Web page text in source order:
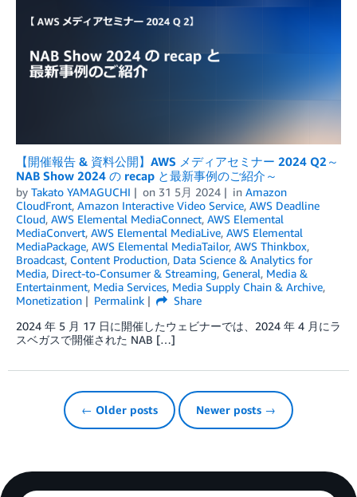
【開催報告 & 資料公開】AWS メディアセミナー 2024 Q2～
NAB Show 2024 の recap と最新事例のご紹介～
by Takato YAMAGUCHI on 31 5月 2024 in Amazon
CloudFront, Amazon Interactive Video Service, AWS Deadline
Cloud, AWS Elemental MediaConnect, AWS Elemental
MediaConvert, AWS Elemental MediaLive, AWS Elemental
MediaPackage, AWS Elemental MediaTailor, AWS Thinkbox,
Broadcast, Content Production, Data Science & Analytics for
Media, Direct-to-Consumer & Streaming, General, Media &
Entertainment, Media Services, Media Supply Chain & Archive,
Monetization
Permalink
Share
2024 年 5 月 17 日に開催したウェビナーでは、2024 年 4 月にラ
スベガスで開催された NAB […]
← Older posts Newer posts →